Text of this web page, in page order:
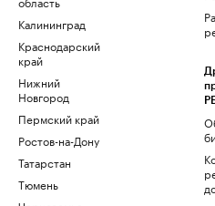
Калининград
Краснодарский
край
Нижний
Новгород
Пермский край
Ростов-на-Дону
Татарстан
Тюмень